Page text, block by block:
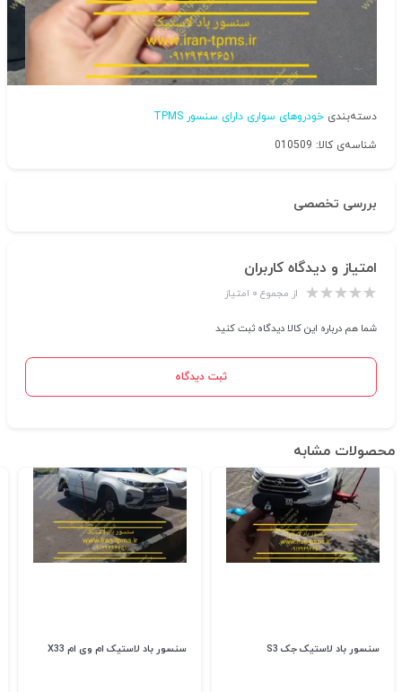
دسته‌بندی خودروهای سواری دارای سنسور TPMS
شناسه‌ی کالا: 010509
بررسی تخصصی
امتیاز و دیدگاه کاربران
از مجموع ۰ امتیاز
شما هم درباره این کالا دیدگاه ثبت کنید
ثبت دیدگاه
محصولات مشابه
سنسور باد لاستیک جک S3 سنسور باد لاستیک ام وی ام X33